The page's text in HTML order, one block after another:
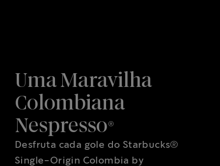
Uma Maravilha
Colombiana
Nespresso®
Desfruta cada gole do Starbucks®
Single-Origin Colombia by